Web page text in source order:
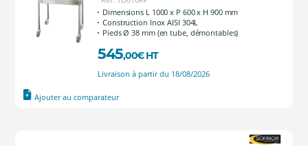
Dimensions L 1000 x P 600 x H 900 mm
Construction Inox AISI 304L
Pieds Ø 38 mm (en tube, démontables)
545,00€ HT
Livraison à partir du 18/08/2026
Ajouter au comparateur